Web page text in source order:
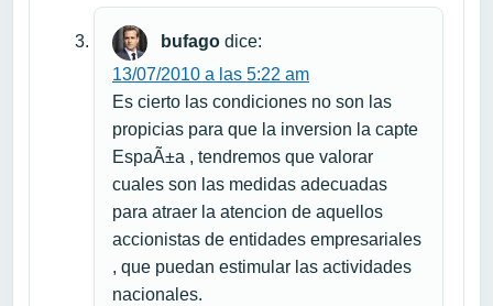
bufago dice:
13/07/2010 a las 5:22 am
Es cierto las condiciones no son las
propicias para que la inversion la capte
EspaÃ±a , tendremos que valorar
cuales son las medidas adecuadas
para atraer la atencion de aquellos
accionistas de entidades empresariales
, que puedan estimular las actividades
nacionales.